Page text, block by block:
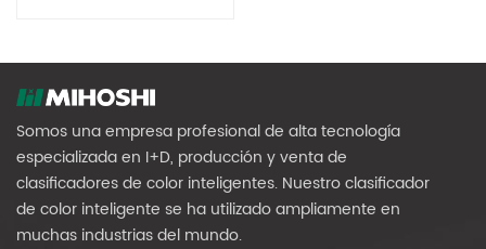
Somos una empresa profesional de alta tecnología
especializada en I+D, producción y venta de
clasificadores de color inteligentes. Nuestro clasificador
de color inteligente se ha utilizado ampliamente en
muchas industrias del mundo.